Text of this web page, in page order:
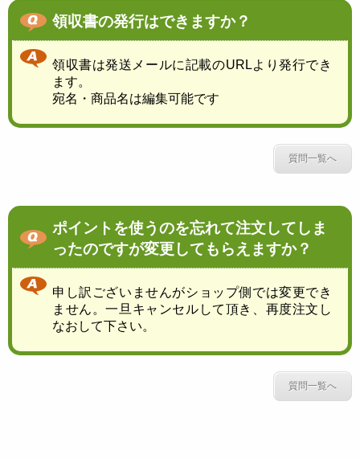
領収書の発行はできますか？
領収書は発送メールに記載のURLより発行でき
ます。
宛名・商品名は編集可能です
質問一覧へ
ポイントを使うのを忘れて注文してしま
ったのですが変更してもらえますか？
申し訳ございませんがショップ側では変更でき
ません。一旦キャンセルして頂き、再度注文し
なおして下さい。
質問一覧へ